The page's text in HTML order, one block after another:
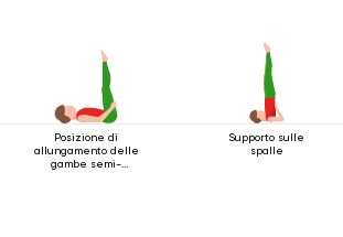
Posizione di
allungamento delle
gambe semi-
Supporto sulle
spalle